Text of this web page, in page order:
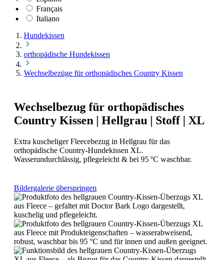
Français
Italiano
Hundekissen
orthopädische Hundekissen
Wechselbezüge für orthopädisches Country Kissen
Wechselbezug für orthopädisches
Country Kissen | Hellgrau | Stoff | XL
Extra kuscheliger Fleecebezug in Hellgrau für das
orthopädische Country-Hundekissen XL.
Wasserundurchlässig, pflegeleicht & bei 95 °C waschbar.
Bildergalerie überspringen